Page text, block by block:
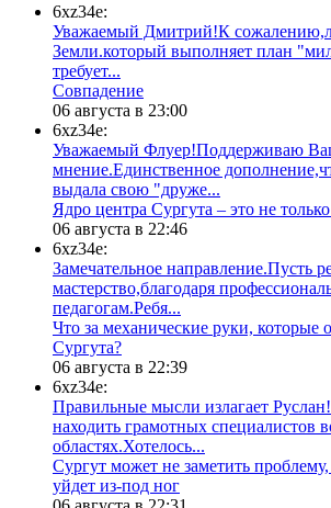
6xz34e:
Уважаемый Дмитрий!К
Земли.который выполняет план
требует...
​Совпадение
06 августа в 23:00
6xz34e:
Уважаемый Флуер!Поддерживаю
мнение.Единственное
выдала свою "друже...
​Ядро центра Сургута ‒ это не
06 августа в 22:46
6xz34e:
Замечательное направление.Пусть
мастерство,благодаря
педагогам.Ребя...
​Что за механические руки, которые
Сургута?
06 августа в 22:39
6xz34e:
Правильные мысли излагает
находить грамотных специалистов
областях.Хотелось...
Сургут может не заметить
уйдет из-под ног